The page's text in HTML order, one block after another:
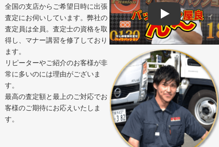
Play
全国の支店からご希望日時に出張
査定にお伺いしています。弊社の
査定員は全員。査定士の資格を取
得し、マナー講習を修了しており
ます。
リピーターやご紹介のお客様が非
常に多いのには理由がございま
す。
最高の査定額と最上のご対応でお
客様のご期待にお応えいたしま
す。